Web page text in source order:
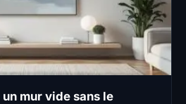
mur vide sans le